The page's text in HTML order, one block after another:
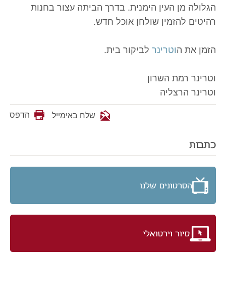
כתבות
הסרטונים שלנו
סיור וירטואלי
הגלולה מן העין הימנית. בדרך הביתה עצור בחנות
רהיטים להזמין שולחן אוכל חדש.
הזמן את הוטרינר לביקור בית.
וטרינר רמת השרון
וטרינר הרצליה
שלח באימייל הדפס